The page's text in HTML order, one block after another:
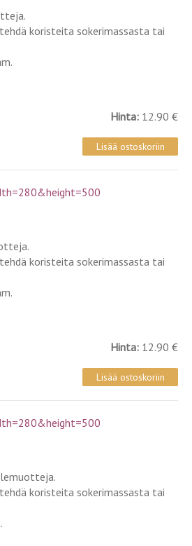
koristeita sokerimassasta tai
Hinta: 12.90 €
koristeita sokerimassasta tai
Hinta: 12.90 €
koristeita sokerimassasta tai